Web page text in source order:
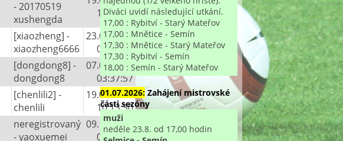
- 20170519
xushengda
11:08:33
[xiaozheng] -
xiaozheng6666
23.06.2017
05:06:53
[dongdong8] -
dongdong8
07.08.2017
03:37:57
[chenlili2] -
chenlili
19.09.2017
10:13:30
neregistrovaný
- yaoxuemei
09.10.2017
04:20:42
Diváci uvidí následující utkání.
17,00 : Rybitví - Starý Mateřov
17,00 : Mnětice - Semín
17,30 : Mnětice - Starý Mateřov
17,30 : Rybitví - Semín
18,00 : Semín - Starý Mateřov
01.07.2026: Zahájení mistrovské
části sezóny
muži
neděle 23.8. od 17,00 hodin